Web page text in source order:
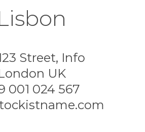
Street, Info
UK
001 024 567